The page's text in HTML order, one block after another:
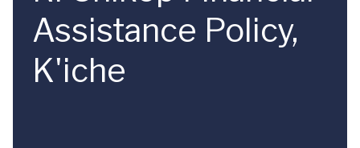
Assistance Policy,
K'iche